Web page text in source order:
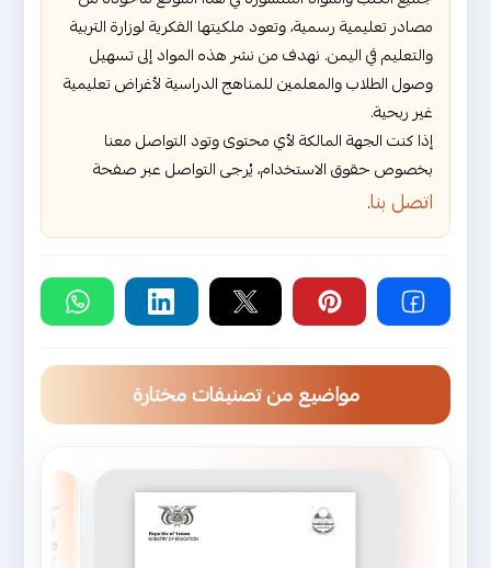
مصادر تعليمية رسمية، وتعود ملكيتها الفكرية لوزارة التربية
والتعليم في اليمن. نهدف من نشر هذه المواد إلى تسهيل
وصول الطلاب والمعلمين للمناهج الدراسية لأغراض تعليمية
غير ربحية.
إذا كنت الجهة المالكة لأي محتوى وتود التواصل معنا
بخصوص حقوق الاستخدام، يُرجى التواصل عبر صفحة
اتصل بنا.
مواضيع من تصنيفات مختارة